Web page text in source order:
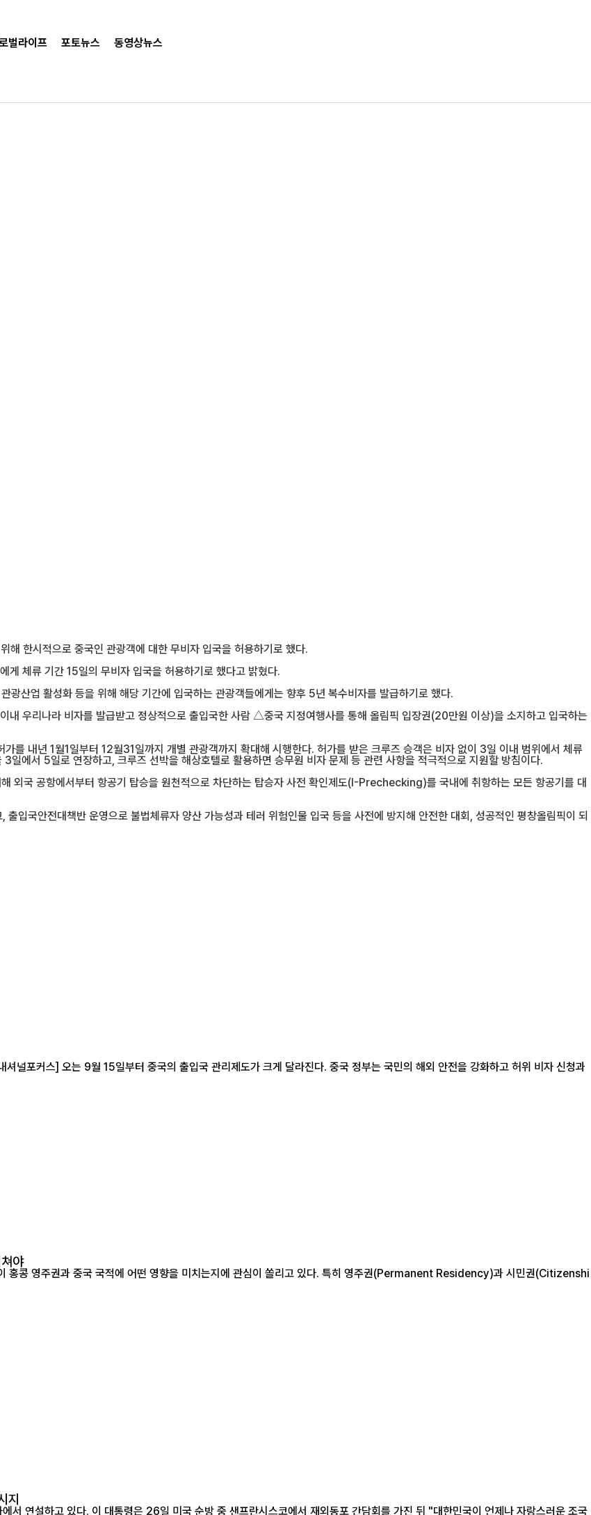
벌라이프 포토뉴스 동영상뉴스
해 한시적으로 중국인 관광객에 대한 무비자 입국을 허용하기로 했다.
체류 기간 15일의 무비자 입국을 허용하기로 했다고 밝혔다.
광산업 활성화 등을 위해 해당 기간에 입국하는 관광객들에게는 향후 5년 복수비자를 발급하기로 했다.
우리나라 비자를 발급받고 정상적으로 출입국한 사람 △중국 지정여행사를 통해 올림픽 입장권(20만원 이상)을 소지하고 입국하는
를 내년 1월1일부터 12월31일까지 개별 관광객까지 확대해 시행한다. 허가를 받은 크루즈 승객은 비자 없이 3일 이내 범위에서 체류
일에서 5일로 연장하고, 크루즈 선박을 해상호텔로 활용하면 승무원 비자 문제 등 관련 사항을 적극적으로 지원할 방침이다.
외국 공항에서부터 항공기 탑승을 원천적으로 차단하는 탑승자 사전 확인제도(I-Prechecking)를 국내에 취항하는 모든 항공기를 대
입국안전대책반 운영으로 불법체류자 양산 가능성과 테러 위험인물 입국 등을 사전에 방지해 안전한 대회, 성공적인 평창올림픽이 되
야
홍콩 영주권과 중국 국적에 어떤 영향을 미치는지에 관심이 쏠리고 있다. 특히 영주권(Permanent Residency)과 시민권(Citizenshi
지